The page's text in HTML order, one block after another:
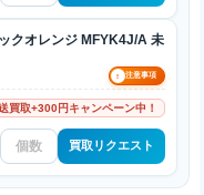
クオレンジ MFYK4J/A 未
! 注意事項
買取+300円キャンペーン中！
買取リクエスト